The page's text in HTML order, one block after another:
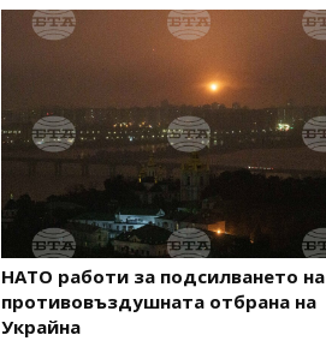
НАТО работи за подсилването на
противовъздушната отбрана на
Украйна